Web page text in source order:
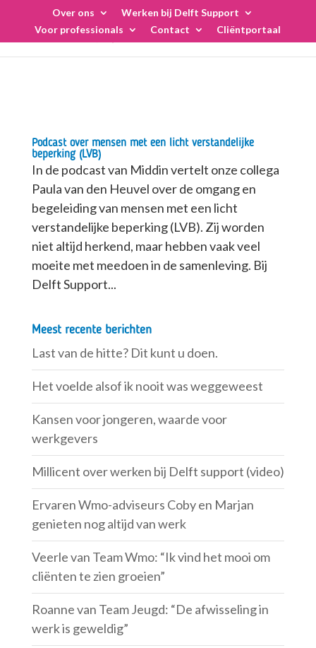
content
Over ons
Werken bij Delft Support
Voor professionals
Contact Cliëntportaal
Podcast over mensen met een licht verstandelijke
beperking (LVB)
In de podcast van Middin vertelt onze collega
Paula van den Heuvel over de omgang en
begeleiding van mensen met een licht
verstandelijke beperking (LVB). Zij worden
niet altijd herkend, maar hebben vaak veel
moeite met meedoen in de samenleving. Bij
Delft Support...
Meest recente berichten
Last van de hitte? Dit kunt u doen.
Het voelde alsof ik nooit was weggeweest
Kansen voor jongeren, waarde voor
werkgevers
Millicent over werken bij Delft support (video)
Ervaren Wmo-adviseurs Coby en Marjan
genieten nog altijd van werk
Veerle van Team Wmo: “Ik vind het mooi om
cliënten te zien groeien”
Roanne van Team Jeugd: “De afwisseling in
werk is geweldig”